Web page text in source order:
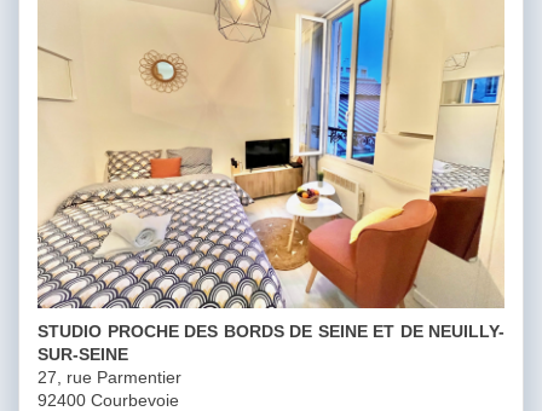
STUDIO PROCHE DES BORDS DE SEINE ET DE NEUILLY-
SUR-SEINE
27, rue Parmentier
92400 Courbevoie